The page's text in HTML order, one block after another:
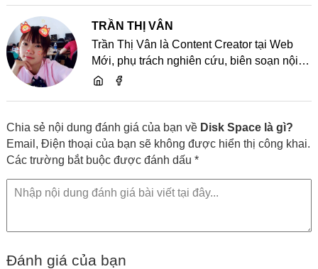
TRẦN THỊ VÂN
Trần Thị Vân là Content Creator tại Web
Mới, phụ trách nghiên cứu, biên soạn nội
dung và chia sẻ kiến thức về website, SEO,
Chia sẻ nội dung đánh giá của bạn về Disk Space là gì?
Email, Điện thoại của bạn sẽ không được hiển thị công khai.
Các trường bắt buộc được đánh dấu *
Đánh giá của bạn